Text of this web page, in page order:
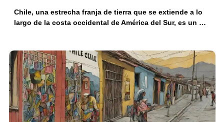
Chile, una estrecha franja de tierra que se extiende a lo
largo de la costa occidental de América del Sur, es un …